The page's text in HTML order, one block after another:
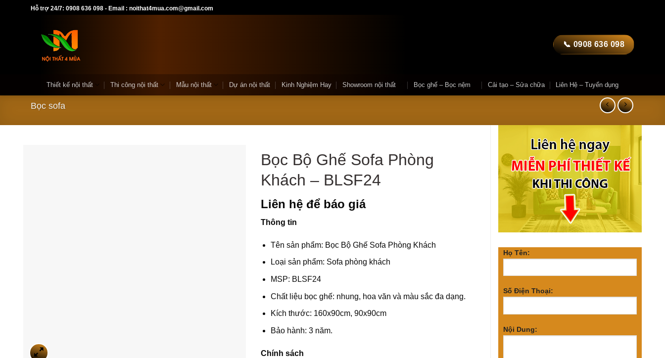
Hỗ trợ 24/7: 0908 636 098 - Email : noithat4mua.com@gmail.com
📞 0908 636 098
Thiết kế nội thất Thi công nội thất Mẫu nội thất Dự án nội thất Kinh Nghiệm Hay Showroom nội thất Bọc ghế – Bọc nệm Cải tạo – Sửa chữa Liên Hệ – Tuyển dụng
Bọc sofa
Họ Tên:
Số Điện Thoại:
Nội Dung:
Bọc Bộ Ghế Sofa Phòng
Khách – BLSF24
Liên hệ để báo giá
Thông tin
Tên sản phẩm: Bọc Bộ Ghế Sofa Phòng Khách
Loại sản phẩm: Sofa phòng khách
MSP: BLSF24
Chất liệu bọc ghế: nhung, hoa văn và màu sắc đa dạng.
Kích thước: 160x90cm, 90x90cm
Bảo hành: 3 năm.
Chính sách